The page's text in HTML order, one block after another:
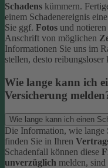
Schadens kümmern.
einem Schadenereignis eine
Sie ggf. Fotos und
Anschrift von möglichen
Informationen Sie uns im
stellen, desto
Wie lange kann ich
Versicherung
Wie lange kann ich einen
Die Information, wie lange
finden Sie in Ihren
Schadenfall können diese
unverzüglich melden,